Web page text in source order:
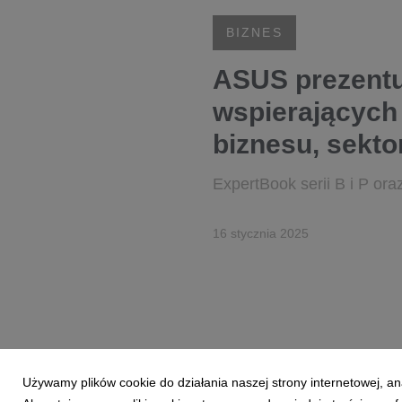
BIZNES
ASUS
biznesu,
ExpertBook serii B i P
16 stycznia 2025
Używamy plików cookie do działania naszej strony internetowej,